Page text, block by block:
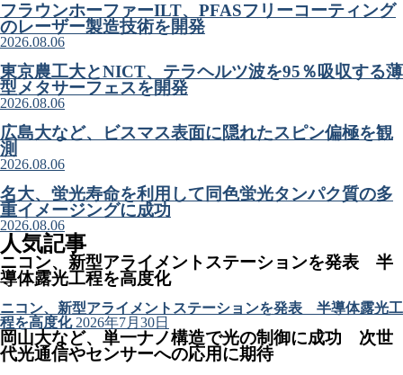
フラウンホーファーILT、PFASフリーコーティング
のレーザー製造技術を開発
2026.08.06
東京農工大とNICT、テラヘルツ波を95％吸収する薄
型メタサーフェスを開発
2026.08.06
広島大など、ビスマス表面に隠れたスピン偏極を観
測
2026.08.06
名大、蛍光寿命を利用して同色蛍光タンパク質の多
重イメージングに成功
2026.08.06
人気記事
ニコン、新型アライメントステーションを発表 半
導体露光工程を高度化
ニコン、新型アライメントステーションを発表 半導体露光工
程を高度化 2026年7月30日
岡山大など、単一ナノ構造で光の制御に成功 次世
代光通信やセンサーへの応用に期待